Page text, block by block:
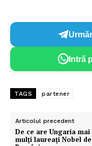
Intră
TAGS partener
Articolul precedent
De ce are Ungaria mai
mulți laureați Nobel